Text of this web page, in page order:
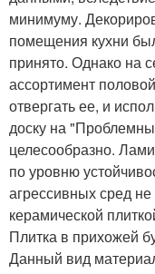
минимуму.
помещения кухни
принято. Однако на
ассортимент
отвергать ее, и
доску на
целесообразно.
по уровню
агрессивных сред
керамической
Плитка в прихожей
Данный вид